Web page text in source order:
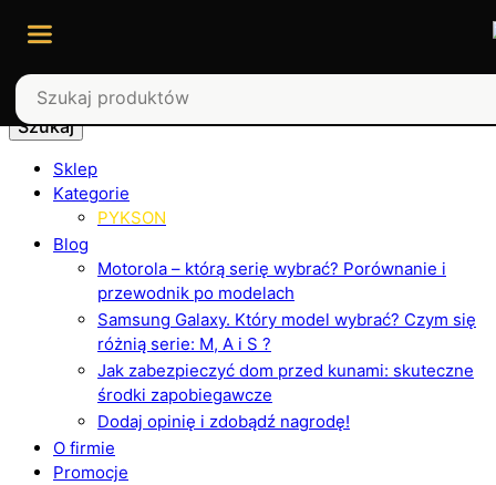
Szukaj
Sklep
Kategorie
PYKSON
Blog
Motorola – którą serię wybrać? Porównanie i
przewodnik po modelach
Samsung Galaxy. Który model wybrać? Czym się
różnią serie: M, A i S ?
Jak zabezpieczyć dom przed kunami: skuteczne
środki zapobiegawcze
Dodaj opinię i zdobądź nagrodę!
O firmie
Promocje